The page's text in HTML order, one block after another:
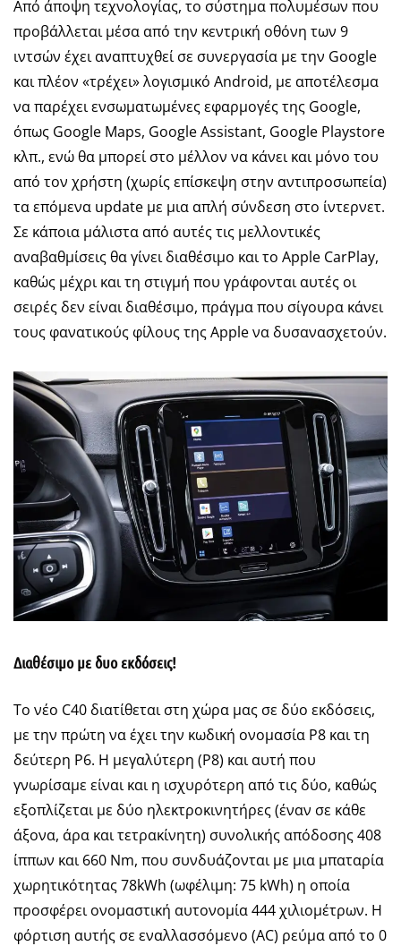
Από άποψη τεχνολογίας, το σύστημα πολυμέσων που
προβάλλεται μέσα από την κεντρική οθόνη των 9
ιντσών έχει αναπτυχθεί σε συνεργασία με την Google
και πλέον «τρέχει» λογισμικό Android, με αποτέλεσμα
να παρέχει ενσωματωμένες εφαρμογές της Google,
όπως Google Maps, Google Assistant, Google Playstore
κλπ., ενώ θα μπορεί στο μέλλον να κάνει και μόνο του
από τον χρήστη (χωρίς επίσκεψη στην αντιπροσωπεία)
τα επόμενα update με μια απλή σύνδεση στο ίντερνετ.
Σε κάποια μάλιστα από αυτές τις μελλοντικές
αναβαθμίσεις θα γίνει διαθέσιμο και το Apple CarPlay,
καθώς μέχρι και τη στιγμή που γράφονται αυτές οι
σειρές δεν είναι διαθέσιμο, πράγμα που σίγουρα κάνει
τους φανατικούς φίλους της Apple να δυσανασχετούν.
Διαθέσιμο με δυο εκδόσεις!
Το νέο C40 διατίθεται στη χώρα μας σε δύο εκδόσεις,
με την πρώτη να έχει την κωδική ονομασία P8 και τη
δεύτερη P6. Η μεγαλύτερη (P8) και αυτή που
γνωρίσαμε είναι και η ισχυρότερη από τις δύο, καθώς
εξοπλίζεται με δύο ηλεκτροκινητήρες (έναν σε κάθε
άξονα, άρα και τετρακίνητη) συνολικής απόδοσης 408
ίππων και 660 Nm, που συνδυάζονται με μια μπαταρία
χωρητικότητας 78kWh (ωφέλιμη: 75 kWh) η οποία
προσφέρει ονομαστική αυτονομία 444 χιλιομέτρων. Η
φόρτιση αυτής σε εναλλασσόμενο (AC) ρεύμα από το 0